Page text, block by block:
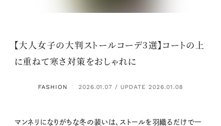
【大人女子の大判ストールコーデ3選】コートの上
に重ねて寒さ対策をおしゃれに
FASHION ： 2026.01.07 / UPDATE 2026.01.08
マンネリになりがちな冬の装いは、ストールを羽織るだけで一